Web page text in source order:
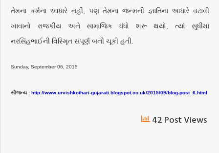
તેમના કર્મના આધારે નહીં, પણ તેમના જન્મની જ્ઞાતિના આધારે વટાવી
ખાવાનો રાજકીય અને સામાજિક ધંધો શરૂ થયો, ત્યાં સુધીમાં
નરસિંહભાઈની વિસ્મૃિત સંપૂર્ણ બની ચૂકી હતી.
Sunday, September 06, 2015
સૌજન્ય :http://www.urvishkothari-gujarati.blogspot.co.uk/2015/09/blog-post_6.html
42 Post Views